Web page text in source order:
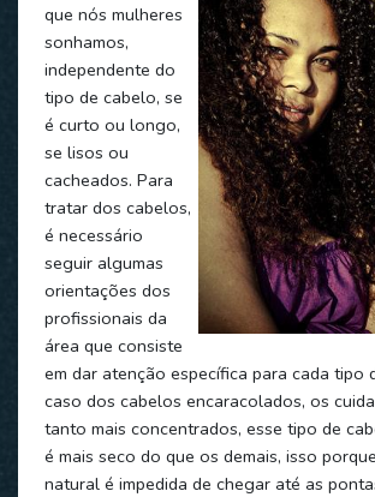
que nós mulheres
sonhamos,
independente do
tipo de cabelo, se
é curto ou longo,
se lisos ou
cacheados. Para
tratar dos cabelos,
é necessário
seguir algumas
orientações dos
profissionais da
área que consiste
em dar atenção específica para cada tipo
caso dos cabelos encaracolados, os
tanto mais concentrados, esse tipo de
é mais seco do que os demais, isso
natural é impedida de chegar até as